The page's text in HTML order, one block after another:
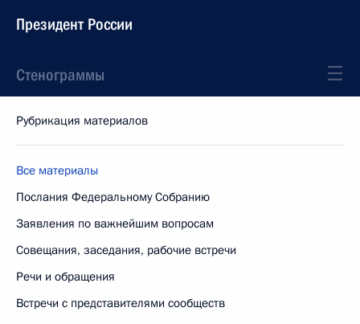
Президент России
Стенограммы
Рубрикация материалов
Все материалы
Послания Федеральному Собранию
Заявления по важнейшим вопросам
Совещания, заседания, рабочие встречи
Речи и обращения
Встречи с представителями сообществ